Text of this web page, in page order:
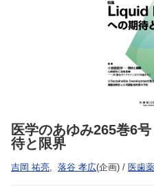
医学のあゆみ265巻6
待と限界
吉岡 祐亮, 落谷 孝広(企画) / 医歯